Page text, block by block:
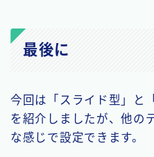
最後に
今回は「スライド型」と
を紹介しましたが、他の
な感じで設定できます。